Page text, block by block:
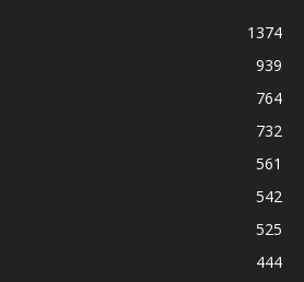
1374
939
764
732
561
542
525
444